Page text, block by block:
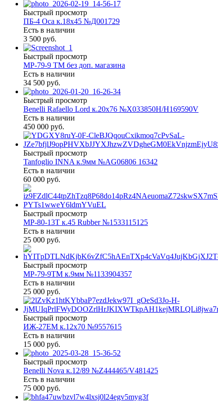
Быстрый просмотр
ПБ-4 Оса к.18х45 №Д001729
Есть в наличии
3 500 руб.
Быстрый просмотр
МР-79-9 ТМ без доп. магазина
Есть в наличии
34 500 руб.
Быстрый просмотр
Benelli Rafaello Lord к.20х76 №X033850Н/Н169590V
Есть в наличии
450 000 руб.
Быстрый просмотр
Tanfoglio INNA к.9мм №AG06806 16342
Есть в наличии
60 000 руб.
Быстрый просмотр
МР-80-13Т к.45 Rubber №1533115125
Есть в наличии
25 000 руб.
Быстрый просмотр
МР-79-9ТМ к.9мм №1133904357
Есть в наличии
25 000 руб.
Быстрый просмотр
ИЖ-27ЕМ к.12х70 №9557615
Есть в наличии
15 000 руб.
Быстрый просмотр
Benelli Nova к.12/89 №Z444465/V481425
Есть в наличии
75 000 руб.